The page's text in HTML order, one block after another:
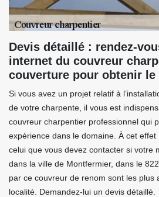
Devis détaillé : rendez-
internet du couvreur
couverture pour obtenir le
Si vous avez un projet relatif à
de votre charpente, il vous est
couvreur charpentier professionnel qui
expérience dans le domaine. À cet
celui que vous devez contacter si votre
dans la ville de Montfermier, dans le
par ce couvreur de renom sont les plus
localité. Demandez-lui un devis détaillé.